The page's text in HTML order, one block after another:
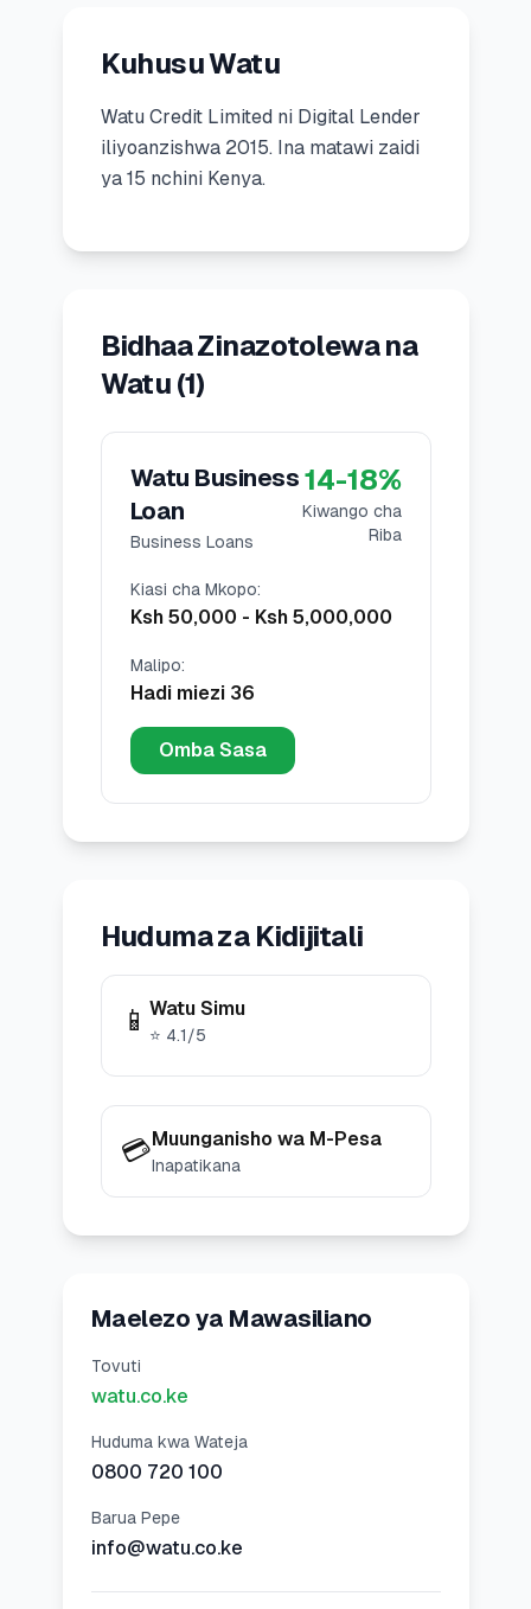
Vikokotoo
Blogu
Wasiliana Nasi
🎯Tafuta Mkopo Wako Bora
Kuhusu Watu
Watu Credit Limited ni Digital Lender
iliyoanzishwa 2015. Ina matawi zaidi
ya 15 nchini Kenya.
Bidhaa Zinazotolewa na
Watu (1)
Watu Business
Loan
Business Loans
14-18%
Kiwango cha
Riba
Kiasi cha Mkopo:
Ksh 50,000 - Ksh 5,000,000
Malipo:
Hadi miezi 36
Omba Sasa
Huduma za Kidijitali
📱 Watu Simu
⭐ 4.1/5
💳Muunganisho wa M-Pesa
Inapatikana
Maelezo ya Mawasiliano
Tovuti
watu.co.ke
Huduma kwa Wateja
0800 720 100
Barua Pepe
info@watu.co.ke